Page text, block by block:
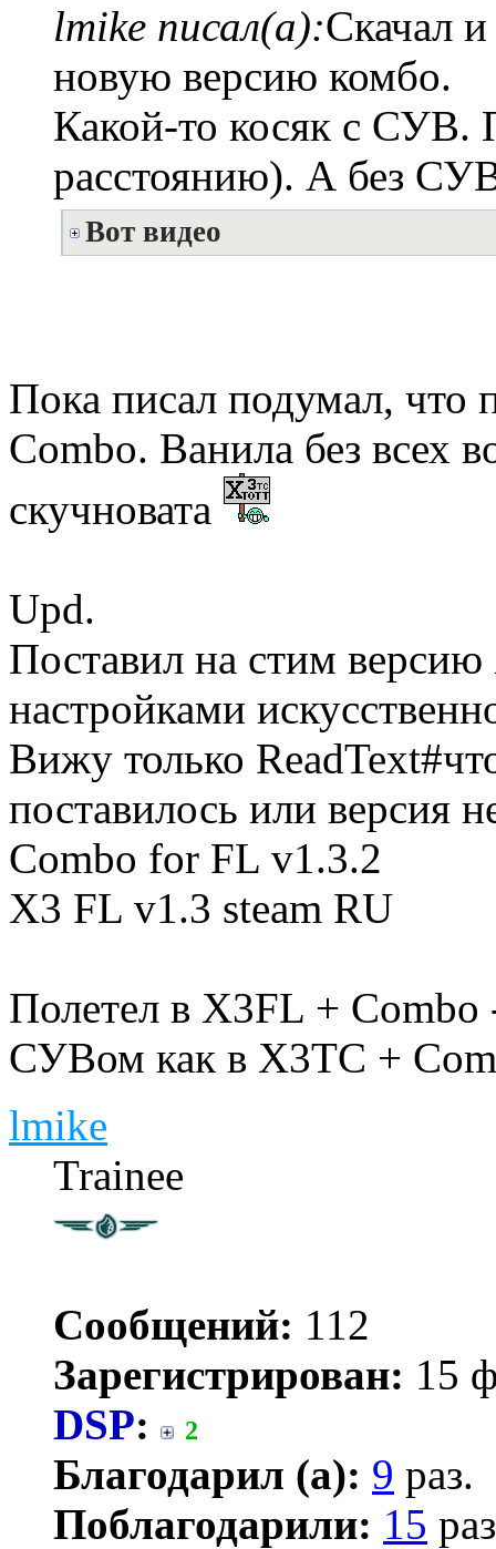
lmike писал(а):Скачал и
новую версию комбо.
Какой-то косяк с СУВ.
расстоянию). А без
Вот видео
Пока писал подумал, что
Combo. Ванила без всех
скучновата
Upd.
Поставил на стим
настройками
Вижу только
поставилось или версия
Combo for FL v1.3.2
X3 FL v1.3 steam RU
Полетел в X3FL + Combo
СУВом как в X3TC +
lmike
Trainee
Сообщений: 112
Зарегистрирован: 15
DSP: 2
Благодарил (а): 9 раз.
Поблагодарили: 15